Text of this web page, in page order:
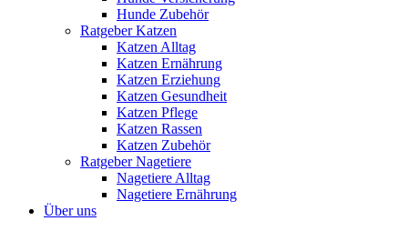
Hunde Zubehör
Ratgeber Katzen
Katzen Alltag
Katzen Ernährung
Katzen Erziehung
Katzen Gesundheit
Katzen Pflege
Katzen Rassen
Katzen Zubehör
Ratgeber Nagetiere
Nagetiere Alltag
Nagetiere Ernährung
Über uns